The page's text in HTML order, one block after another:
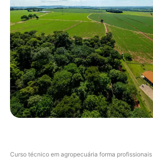
Curso técnico em agropecuária forma